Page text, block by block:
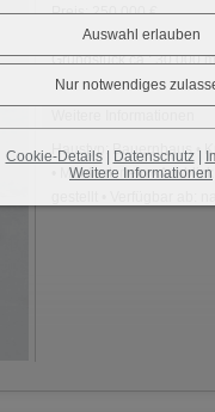
Preis: 250.000 €
Wohnfläche ca.: 110 m²
Grundstück ca.: 30.000
Zimmeranzahl: 3
Haustyp: Bauernhaus •
• Möbliert: nein •
Cookie-Details| Datenschutz|
Weitere Informationen